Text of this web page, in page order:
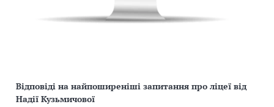
Відповіді на найпоширеніші запитання про ліцеї від
Надії Кузьмичової